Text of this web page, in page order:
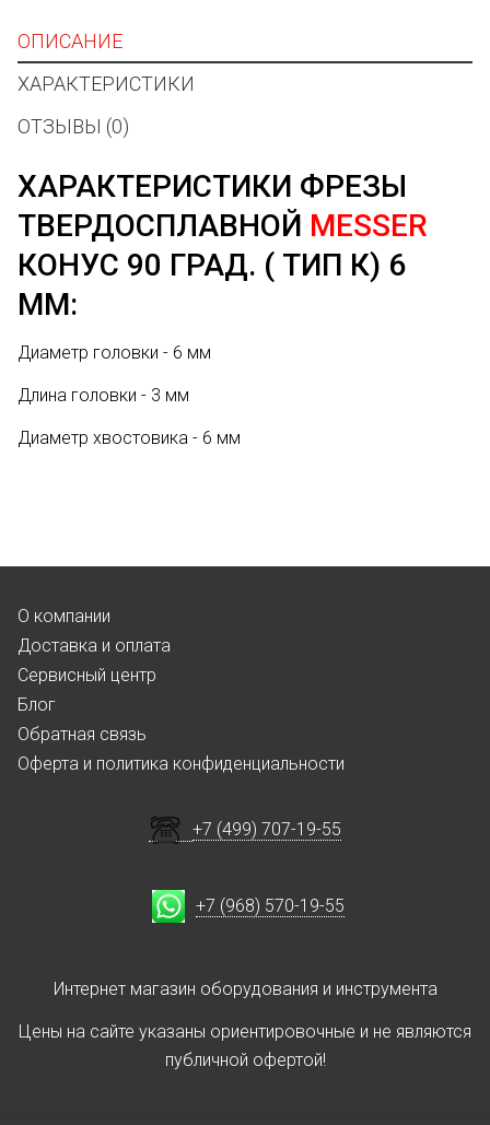
ОПИСАНИЕ
ХАРАКТЕРИСТИКИ
ОТЗЫВЫ (0)
ХАРАКТЕРИСТИКИ ФРЕЗЫ
ТВЕРДОСПЛАВНОЙ MESSER
КОНУС 90 ГРАД. ( ТИП К) 6
ММ:
Диаметр головки - 6 мм
Длина головки - 3 мм
Диаметр хвостовика - 6 мм
О компании
Доставка и оплата
Сервисный центр
Блог
Обратная связь
Оферта и политика конфиденциальности
+7 (499) 707-19-55
+7 (968) 570-19-55
Интернет магазин оборудования и инструмента
Цены на сайте указаны ориентировочные и не являются
публичной офертой!